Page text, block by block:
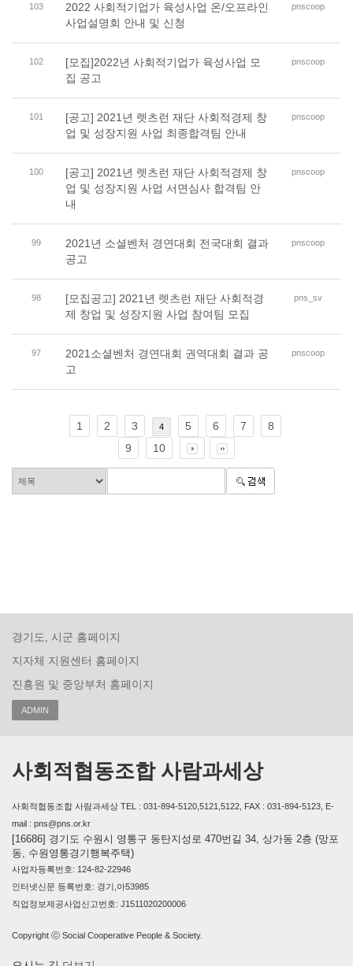
103
2022 사회적기업가 육성사업 온/오프라인
사업설명회 안내 및 신청
pnscoop
102
[모집]2022년 사회적기업가 육성사업 모
집 공고
pnscoop
101
[공고] 2021년 렛츠런 재단 사회적경제 창
업 및 성장지원 사업 최종합격팀 안내
pnscoop
100
[공고] 2021년 렛츠런 재단 사회적경제 창
업 및 성장지원 사업 서면심사 합격팀 안
내
pnscoop
99
2021년 소셜벤처 경연대회 전국대회 결과
공고
pnscoop
98
[모집공고] 2021년 렛츠런 재단 사회적경
제 창업 및 성장지원 사업 참여팀 모집
pns_sv
97
2021소셜벤처 경연대회 권역대회 결과 공
고
pnscoop
1 2 3 4 5 6 7
8
9
10
경기도, 시군 홈페이지
지자체 지원센터 홈페이지
진흥원 및 중앙부처 홈페이지
ADMIN
사회적협동조합 사람과세상
사회적협동조합 사람과세상 TEL : 031-894-5120,5121,5122, FAX : 031-894-5123, E-
mail : pns@pns.or.kr
[16686] 경기도 수원시 영통구 동탄지성로 470번길 34, 상가동 2층 (망포
동, 수원영통경기행복주택)
사업자등록번호: 124-82-22946
인터넷신문 등록번호: 경기,아53985
직업정보제공사업신고번호: J1511020200006
Copyright ⓒ Social Cooperative People & Society.